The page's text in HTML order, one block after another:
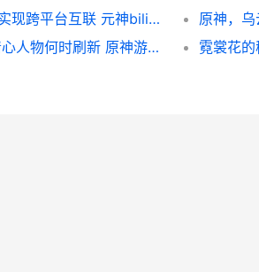
原神和B站，PC端如何实现跨平台互联 元神bilibili和pc
原神，
原神 游戏中的不卜庐清心人物何时刷新 原神游戏中的辈分